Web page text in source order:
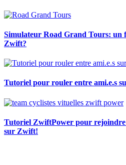
Simulateur Road Grand Tours:
Zwift?
Tutoriel pour rouler entre ami.e.s
Tutoriel ZwiftPower pour
sur Zwift!